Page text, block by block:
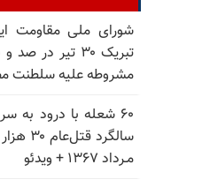
شورای ملی مقاومت
تبریک ۳۰ تیر
مشروطه علیه سلطنت
۶۰ شعله با درود به
مـرداد ۱۳۶۷ + ویدئو